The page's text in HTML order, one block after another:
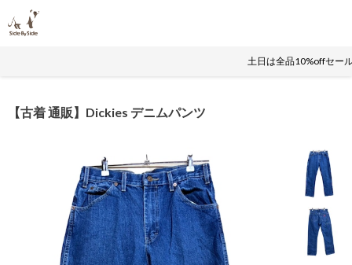
土日は全品10%offセー
【古着 通販】Dickies デニムパンツ